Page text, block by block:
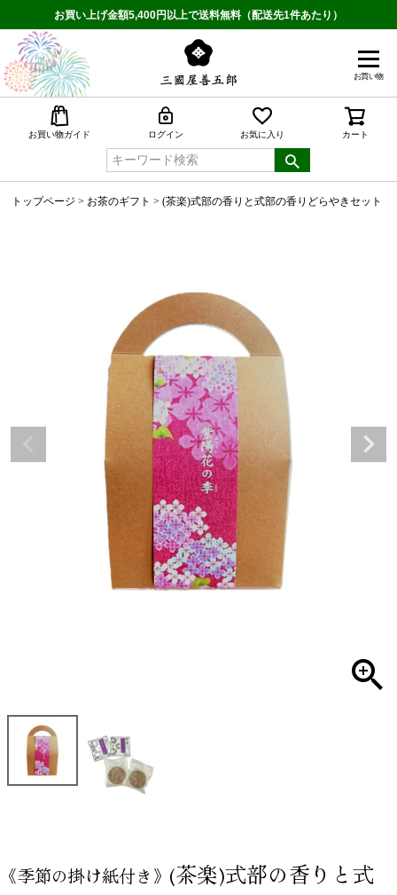
お買い上げ金額5,400円以上で送料無料（配送先1件あたり）
お買い物
お買い物ガイド ログイン お気に入り カート
トップページ お茶のギフト (茶楽)式部の香りと式部の香りどらやきセット
《季節の掛け紙付き》 (茶楽)式部の香りと式